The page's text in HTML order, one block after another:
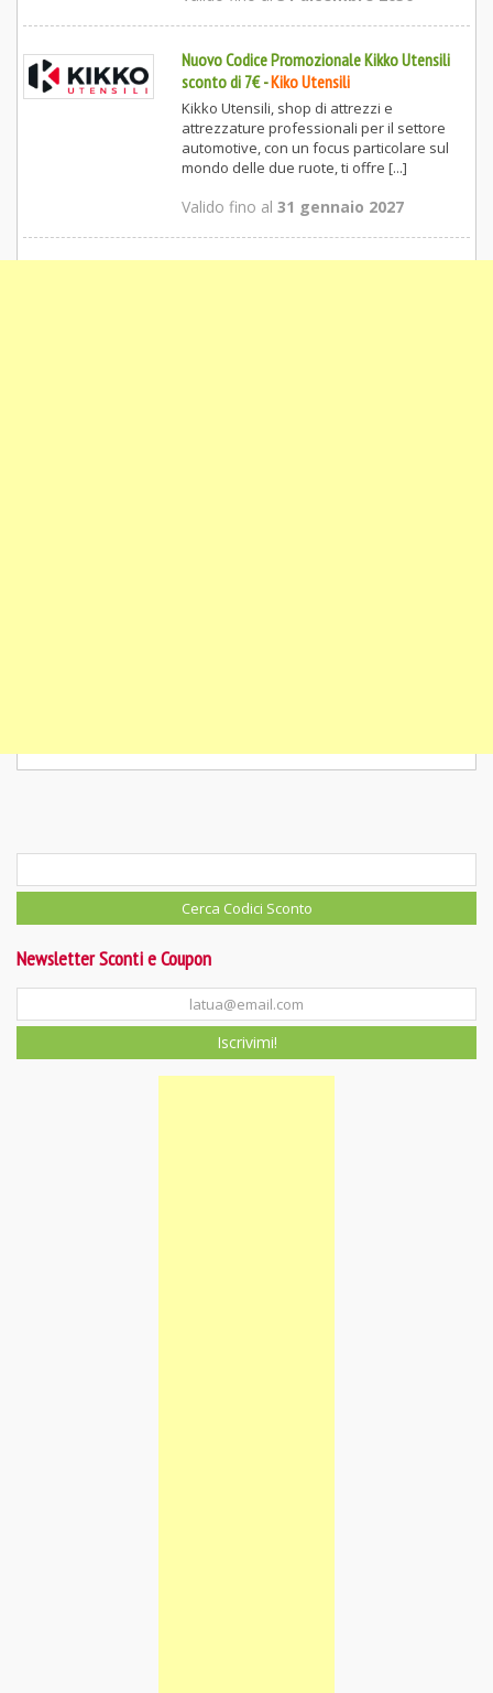
Nuovo Codice Promozionale Kikko Utensili
sconto di 7€-Kiko Utensili
Kikko Utensili, shop di attrezzi e
attrezzature professionali per il settore
automotive, con un focus particolare sul
mondo delle due ruote, ti offre [...]
Valido fino al 31 gennaio 2027
Newsletter Sconti e Coupon
Iscrivimi!